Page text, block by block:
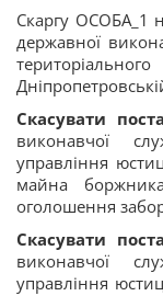
Скаргу ОСОБА_1
державної
Скасувати
виконавчої
управління
майна
оголошення
Скасувати
виконавчої
управління